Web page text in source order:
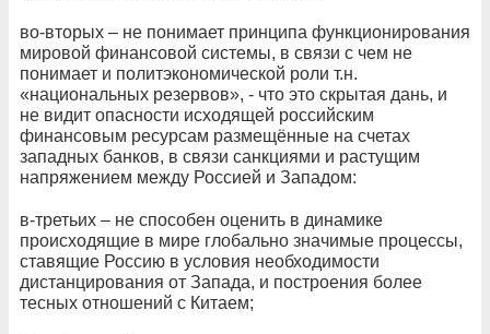
во-вторых – не понимает принципа функционирования
мировой финансовой системы, в связи с чем не
понимает и политэкономической роли т.н.
«национальных резервов», - что это скрытая дань, и
не видит опасности исходящей российским
финансовым ресурсам размещённые на счетах
западных банков, в связи санкциями и растущим
напряжением между Россией и Западом:
в-третьих – не способен оценить в динамике
происходящие в мире глобально значимые процессы,
ставящие Россию в условия необходимости
дистанцирования от Запада, и построения более
тесных отношений с Китаем;